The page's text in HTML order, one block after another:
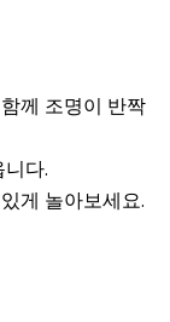
께 조명이 반짝
다.
게 놀아보세요.